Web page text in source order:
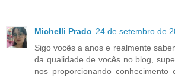
Michelli Prado 24 de setembro de
Sigo vocês a anos e realmente
da qualidade de vocês no blog,
nos proporcionando conhecimento